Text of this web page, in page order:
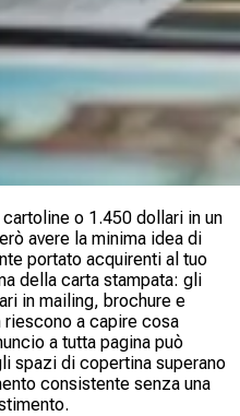
o 1.450 dollari in un
avere la minima idea di
portato acquirenti al tuo
della carta stampata: gli
in mailing, brochure e
riescono a capire cosa
a tutta pagina può
spazi di copertina superano
consistente senza una